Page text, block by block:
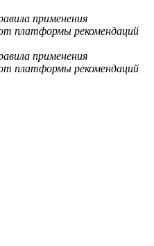
применения
платформы рекомендаций
применения
платформы рекомендаций